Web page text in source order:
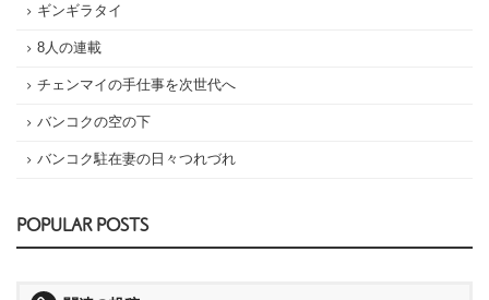
ギンギラタイ
8人の連載
チェンマイの手仕事を次世代へ
バンコクの空の下
バンコク駐在妻の日々つれづれ
POPULAR POSTS